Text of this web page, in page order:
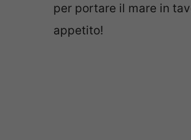
per portare il mare in
appetito!